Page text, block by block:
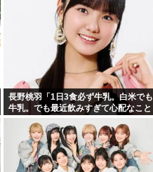
長野桃羽「1日3食必ず牛乳。白米でも
牛乳。でも最近飲みすぎて心配なこと
が…」